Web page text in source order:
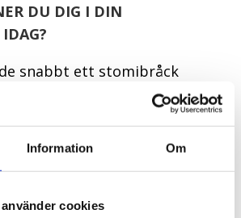
Information Om
cookies
DU DIG I DIN
snabbt ett stomibråck
en operation som
att gå ner i vikt
skulle lyckas på bästa
pendlat upp och ner i vikt
detta skulle bli sista